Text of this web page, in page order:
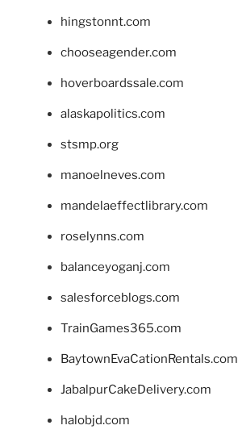
hingstonnt.com
chooseagender.com
hoverboardssale.com
alaskapolitics.com
stsmp.org
manoelneves.com
mandelaeffectlibrary.com
roselynns.com
balanceyoganj.com
salesforceblogs.com
TrainGames365.com
BaytownEvaCationRentals.com
JabalpurCakeDelivery.com
halobjd.com